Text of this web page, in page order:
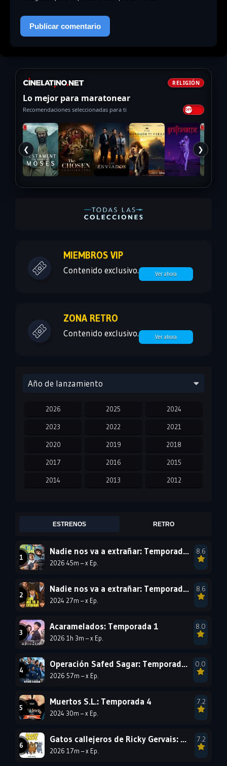
RELIGIÓN
Lo mejor para maratonear
Recomendaciones seleccionadas para ti
❮ ❯
MIEMBROS VIP
Contenido exclusivo. Ver ahora
ZONA RETRO
Contenido exclusivo. Ver ahora
Año de lanzamiento
2026 2025 2024
2023 2022 2021
2020 2019 2018
2017 2016 2015
2014 2013 2012
2002 2001 2000
1996 1995 1994
1993
1990 1989
1987
1981
ESTRENOS RETRO
Nadie nos va a extrañar: Temporada 2
2026 45m – x Ep.
8.6
Nadie nos va a extrañar: Temporada 1
2024 27m – x Ep.
8.6
Acaramelados: Temporada 1
2026 1h 3m – x Ep.
8.0
Operación Safed Sagar: Temporada 1
2026 57m – x Ep.
0.0
Muertos S.L.: Temporada 4
2024 30m – x Ep.
7.2
Gatos callejeros de Ricky Gervais: Temporada 1
2026 17m – x Ep.
7.2